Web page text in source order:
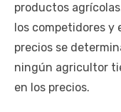
productos
los competidores y
precios se
ningún agricultor
en los precios.